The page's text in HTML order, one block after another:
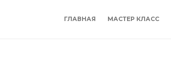
ГЛАВНАЯ МАСТЕР КЛАСС